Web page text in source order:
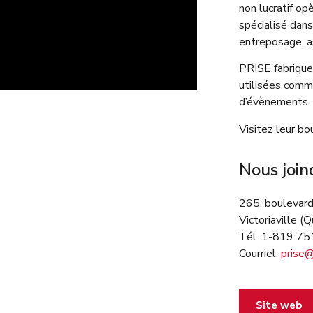
non lucratif
spécialisé
entreposage,
PRISE
utilisées
d’évènements.
Visitez leur
Nous
265,
Victoriaville
Tél: 1-819
Courriel:
Site web